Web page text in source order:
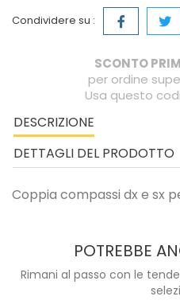
Condividere su :
SCONTO
per ordine
Usa questo
DESCRIZIONE
DETTAGLI DEL PRODOTTO
Coppia compassi dx e sx
POTREBBE
Rimani al passo con le